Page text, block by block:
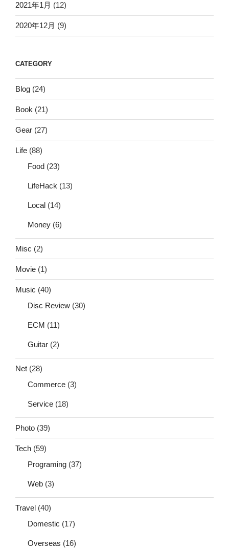
2021年1月 (12)
2020年12月 (9)
CATEGORY
Blog (24)
Book (21)
Gear (27)
Life (88)
Food (23)
LifeHack (13)
Local (14)
Money (6)
Misc (2)
Movie (1)
Music (40)
Disc Review (30)
ECM (11)
Guitar (2)
Net (28)
Commerce (3)
Service (18)
Photo (39)
Tech (59)
Programing (37)
Web (3)
Travel (40)
Domestic (17)
Overseas (16)